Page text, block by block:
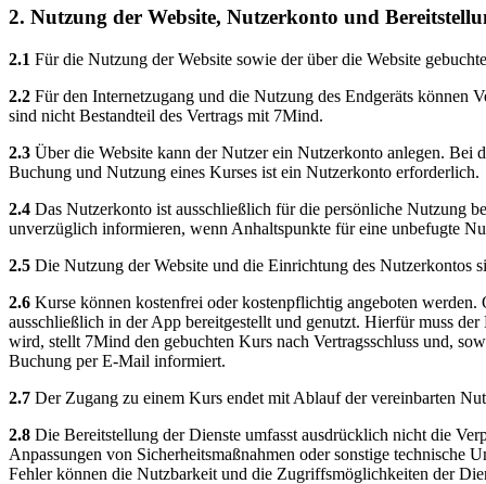
2. Nutzung der Website, Nutzerkonto und
2.1 Für die Nutzung der Website sowie der über die Website
2.2 Für den Internetzugang und die Nutzung des Endgeräts können
sind nicht Bestandteil des Vertrags mit 7Mind.
2.3 Über die Website kann der Nutzer ein Nutzerkonto anlegen. Bei
Buchung und Nutzung eines Kurses ist ein Nutzerkonto erforderlich.
2.4 Das Nutzerkonto ist ausschließlich für die persönliche Nutzung
unverzüglich informieren, wenn Anhaltspunkte für eine unbefugte
2.5 Die Nutzung der Website und die Einrichtung des Nutzerkontos
2.6 Kurse können kostenfrei oder kostenpflichtig angeboten
ausschließlich in der App bereitgestellt und genutzt. Hierfür muss
wird, stellt 7Mind den gebuchten Kurs nach Vertragsschluss und,
Buchung per E-Mail informiert.
2.7 Der Zugang zu einem Kurs endet mit Ablauf der vereinbarten
2.8 Die Bereitstellung der Dienste umfasst ausdrücklich nicht die
Anpassungen von Sicherheitsmaßnahmen oder sonstige technische
Fehler können die Nutzbarkeit und die Zugriffsmöglichkeiten der